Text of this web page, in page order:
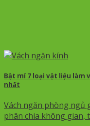
Bật mí 7 loại vật liệu làm
nhất
Vách ngăn phòng ngủ
phân chia không gian,